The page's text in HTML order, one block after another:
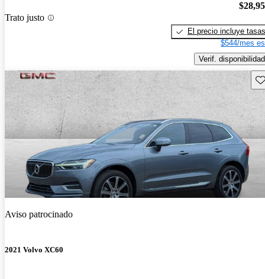
Trato justo
El precio incluye tasas
$544/mes
Verif. disponibilidad
Aviso patrocinado
2021 Volvo XC60